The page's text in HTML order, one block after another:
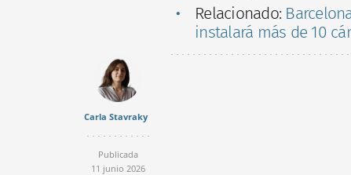
Relacionado:
instalará más de 10
Carla Stavraky
Publicada
11 junio 2026